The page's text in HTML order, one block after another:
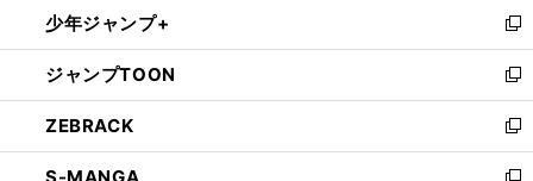
く
で
開
く
ド
ウ
で
開
く
ィ
ン
ド
ウ
で
開
く
い
ウ
ィ
ン
ド
ウ
少年ジャンプ+
新
し
い
ウ
ィ
ン
ジャンプTOON
新
し
い
ウ
ZEBRACK
新
し